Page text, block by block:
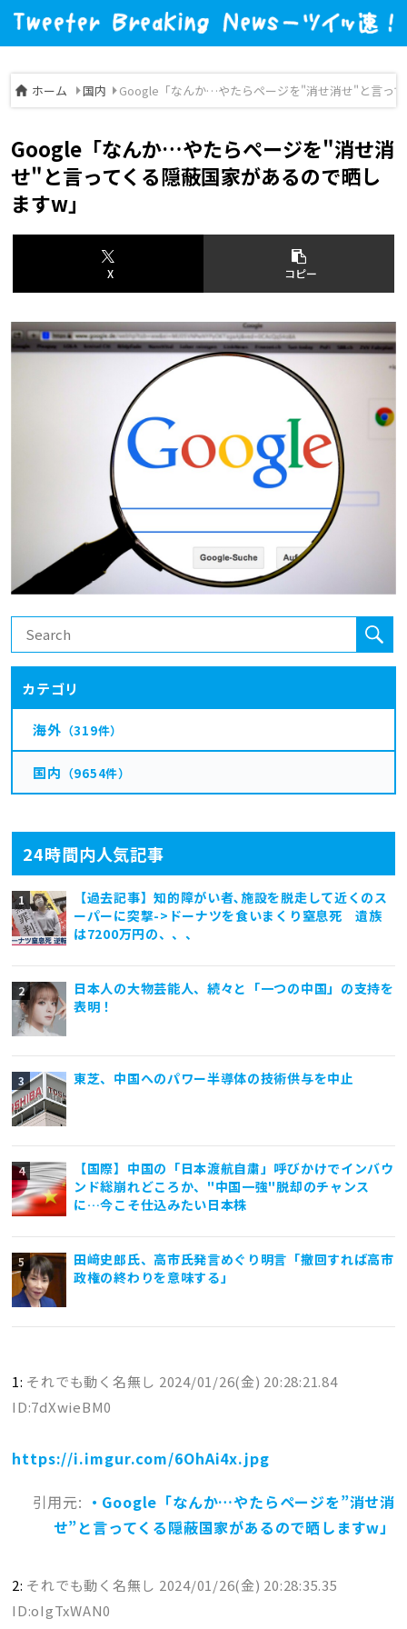
ホーム 国内 Google「なんか…やたらページを"消せ消せ"と言っ
24時間内人気記事
【過去記事】知的障がい者､施設を脱走して近くのス
ーパーに突撃->ドーナツを食いまくり窒息死 遺族
は7200万円の、、、
日本人の大物芸能人、続々と「一つの中国」の支持を
表明！
東芝、中国へのパワー半導体の技術供与を中止
【国際】中国の「日本渡航自粛」呼びかけでインバウ
ンド総崩れどころか、"中国一強"脱却のチャンス
に…今こそ仕込みたい日本株
田﨑史郎氏、高市氏発言めぐり明言「撤回すれば高市
政権の終わりを意味する」
1: それでも動く名無し 2024/01/26(金) 20:28:21.84
ID:7dXwieBM0
https://i.imgur.com/6OhAi4x.jpg
引用元: ・Google「なんか…やたらページを”消せ消
せ”と言ってくる隠蔽国家があるので晒しますw」
2: それでも動く名無し 2024/01/26(金) 20:28:35.35
ID:oIgTxWAN0
Google「なんか…やたらページを"消せ消
せ"と言ってくる隠蔽国家があるので晒し
ますw」
X コピー
カテゴリ
海外 （319件）
国内 （9654件）